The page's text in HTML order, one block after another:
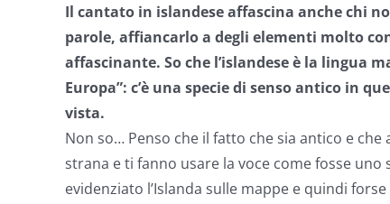
Il cantato in islandese affascina anche chi
parole, affiancarlo a degli elementi molto
affascinante. So che l’islandese è la lingua
Europa”: c’è una specie di senso antico in
vista.
Non so… Penso che il fatto che sia antico e
strana e ti fanno usare la voce come fosse
evidenziato l’Islanda sulle mappe e quindi